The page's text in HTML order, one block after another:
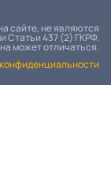
сайте, не являются
Статьи 437 (2) ГКРФ.
может отличаться.